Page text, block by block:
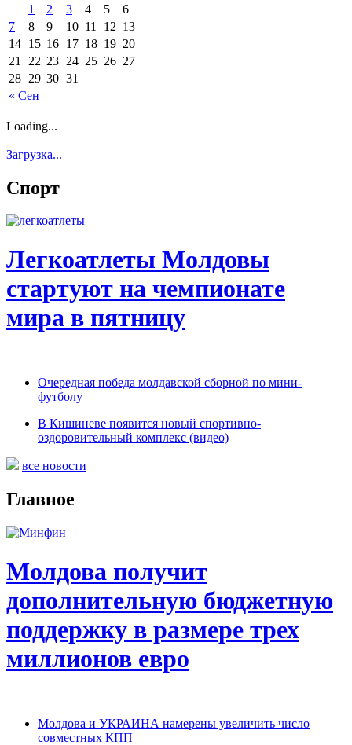
« Сен
1 2 3 4 5
6
7
8 9 10 11 12 13
14 15 16 17 18 19 20
21
22 23 24 25 26 27
28 29 30 31
Loading...
Загрузка...
Спорт
Легкоатлеты Молдовы
стартуют на чемпионате
мира в пятницу
Очередная победа молдавской сборной по мини-
футболу
В Кишиневе появится новый спортивно-
оздоровительный комплекс (видео)
все новости
Главное
Молдова получит
дополнительную бюджетную
поддержку в размере трех
миллионов евро
Молдова и УКРАИНА намерены увеличить число
совместных КПП